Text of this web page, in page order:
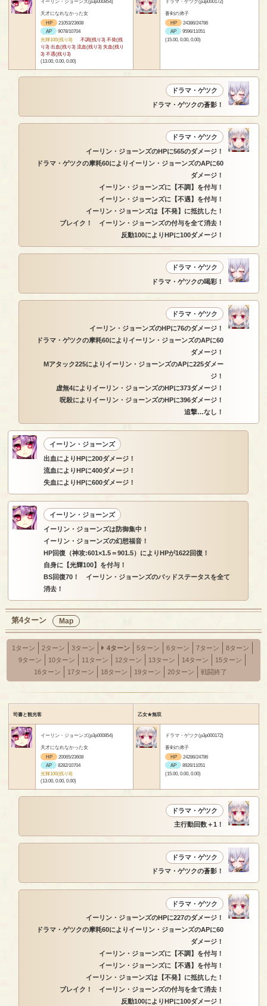
天才になれなかった女
HP
21053/23608
AP
9078/10704
光輝100(残り8)
不調(残り3) 不発(残
り3) 出血(残り3) 流血(残り3) 失血(残り
3) 不遇(残り3)
(13.00, 0.00, 0.00)
蒼剣の弟子
HP
24386/24786
AP
9596/11051
(15.00, 0.00, 0.00)
ドラマ・ゲツク
ドラマ・ゲツクの蒼影！
ドラマ・ゲツク
イーリン・ジョーンズのHPに565のダメージ！
ドラマ・ゲツクの摩耗60によりイーリン・ジョーンズのAPに60
ダメージ！
イーリン・ジョーンズに【不調】を付与！
イーリン・ジョーンズに【不遇】を付与！
イーリン・ジョーンズは【不発】に抵抗した！
ブレイク！ イーリン・ジョーンズの付与を全て消去！
反動100によりHPに100ダメージ！
ドラマ・ゲツク
ドラマ・ゲツクの喝彩！
ドラマ・ゲツク
イーリン・ジョーンズのHPに76のダメージ！
ドラマ・ゲツクの摩耗60によりイーリン・ジョーンズのAPに60
ダメージ！
Mアタック225によりイーリン・ジョーンズのAPに225ダメー
ジ！
虚無4によりイーリン・ジョーンズのHPに373ダメージ！
呪殺によりイーリン・ジョーンズのHPに396ダメージ！
追撃…なし！
イーリン・ジョーンズ
出血によりHPに200ダメージ！
流血によりHPに400ダメージ！
失血によりHPに600ダメージ！
イーリン・ジョーンズ
イーリン・ジョーンズは防御集中！
イーリン・ジョーンズの幻想福音！
HP回復（神攻:601×1.5＝901.5）によりHPが1622回復！
自身に【光輝100】を付与！
BS回復70！ イーリン・ジョーンズのバッドステータスを全て
消去！
第4ターン Map
1ターン 2ターン 3ターン 4ターン 5ターン 6ターン 7ターン
8ターン
9ターン
10ターン 11ターン 12ターン 13ターン 14ターン
15ターン
16ターン
17ターン 18ターン 19ターン 20ターン 戦闘終了
司書と観光客 乙女★無双
イーリン・ジョーンズ(p3p000854)
天才になれなかった女
HP
20065/23608
AP
8282/10704
光輝100(残り8)
(13.00, 0.00, 0.00)
ドラマ・ゲツク(p3p000172)
蒼剣の弟子
HP
24286/24786
AP
8926/11051
(15.00, 0.00, 0.00)
ドラマ・ゲツク
主行動回数＋1！
ドラマ・ゲツク
ドラマ・ゲツクの蒼影！
ドラマ・ゲツク
イーリン・ジョーンズのHPに227のダメージ！
ドラマ・ゲツクの摩耗60によりイーリン・ジョーンズのAPに60
ダメージ！
イーリン・ジョーンズに【不調】を付与！
イーリン・ジョーンズに【不遇】を付与！
イーリン・ジョーンズは【不発】に抵抗した！
ブレイク！ イーリン・ジョーンズの付与を全て消去！
反動100によりHPに100ダメージ！